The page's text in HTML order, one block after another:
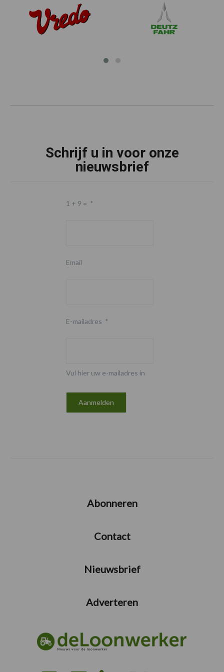
Schrijf u in voor onze
nieuwsbrief
1 + 9 = *
Email
E-mailadres *
Vul hier uw e-mailadres in
Abonneren
Contact
Nieuwsbrief
Adverteren